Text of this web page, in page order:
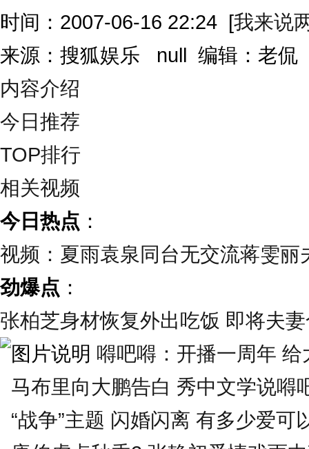
时间：2007-06-16 22:24 [我来说
来源：搜狐娱乐 null 编辑：老
内容介绍
今日推荐
TOP排行
相关视频
今日热点 ：
视频：夏雨袁泉同台无交流蒋雯丽
劲爆点 ：
张柏芝身材恢复外出吃饭 即将夫
嘚吧嘚：开播一周年 给
马布里向大鹏告白 秀中文学说嘚
“战争”主题 闪婚闪离 有多少爱可